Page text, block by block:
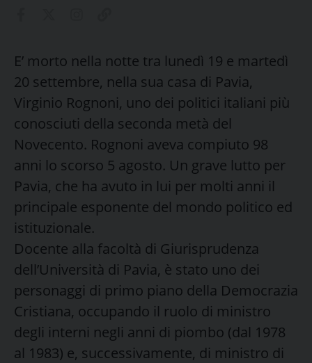
E’ morto nella notte tra lunedì 19 e martedì
20 settembre, nella sua casa di Pavia,
Virginio Rognoni, uno dei politici italiani più
conosciuti della seconda metà del
Novecento. Rognoni aveva compiuto 98
anni lo scorso 5 agosto. Un grave lutto per
Pavia, che ha avuto in lui per molti anni il
principale esponente del mondo politico ed
istituzionale.
Docente alla facoltà di Giurisprudenza
dell’Università di Pavia, è stato uno dei
personaggi di primo piano della Democrazia
Cristiana, occupando il ruolo di ministro
degli interni negli anni di piombo (dal 1978
al 1983) e, successivamente, di ministro di